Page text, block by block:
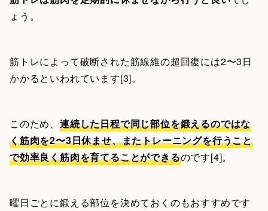
ょう。
筋トレによって破断された筋線維の超回復には2〜3日
かかるといわれています[3]。
このため、 連続した日程で同じ部位を鍛えるのではな
く筋肉を2〜3日休ませ、またトレーニングを行うこと
で効率良く筋肉を育てることができるのです[4]。
曜日ごとに鍛える部位を決めておくのもおすすめです